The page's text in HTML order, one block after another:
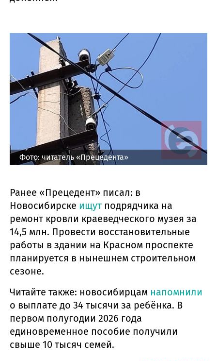
Фото: читатель «Прецедента»
Ранее «Прецедент» писал: в
Новосибирске ищут подрядчика на
ремонт кровли краеведческого музея за
14,5 млн. Провести восстановительные
работы в здании на Красном проспекте
планируется в нынешнем строительном
сезоне.
Читайте также: новосибирцам напомнили
о выплате до 34 тысячи за ребёнка. В
первом полугодии 2026 года
единовременное пособие получили
свыше 10 тысяч семей.